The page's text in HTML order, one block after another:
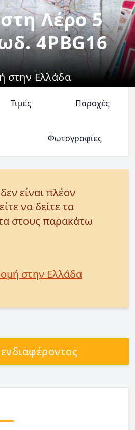
Λέρο 5
4PBG16
στην Ελλάδα
Τιμές Παροχές
Φωτογραφίες
είναι πλέον
να δείτε τα
στους παρακάτω
στην Ελλάδα